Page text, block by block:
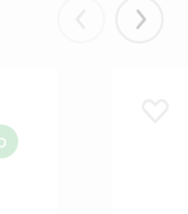
Eelmised